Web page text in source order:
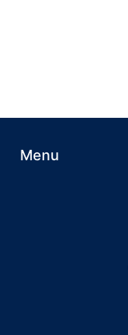
Menu